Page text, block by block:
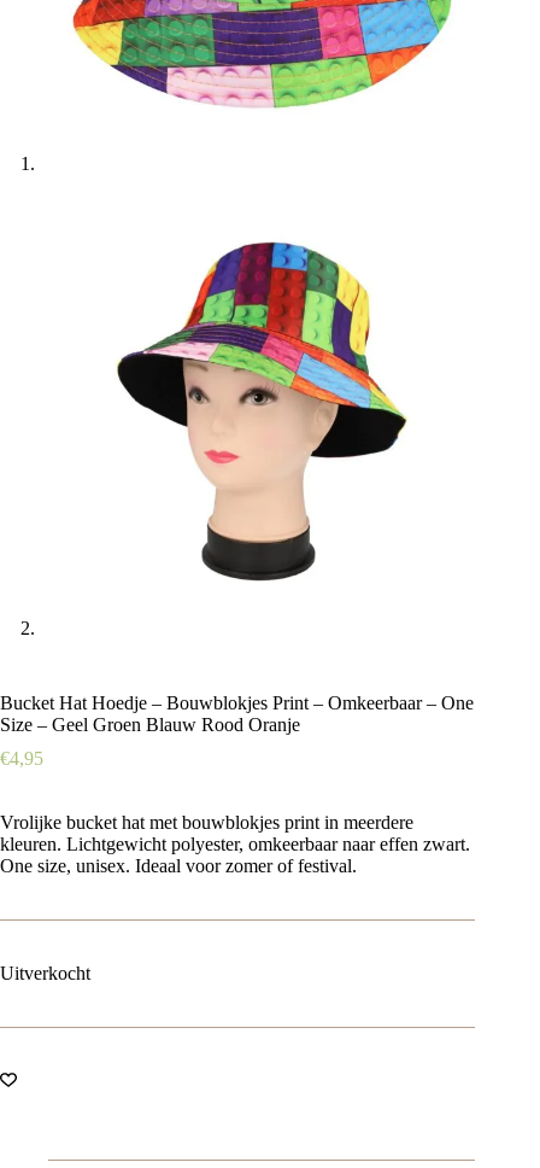
Bucket Hat Hoedje – Bouwblokjes Print – Omkeerbaar – One
Size – Geel Groen Blauw Rood Oranje
€4,95
Vrolijke bucket hat met bouwblokjes print in meerdere
kleuren. Lichtgewicht polyester, omkeerbaar naar effen zwart.
One size, unisex. Ideaal voor zomer of festival.
Uitverkocht